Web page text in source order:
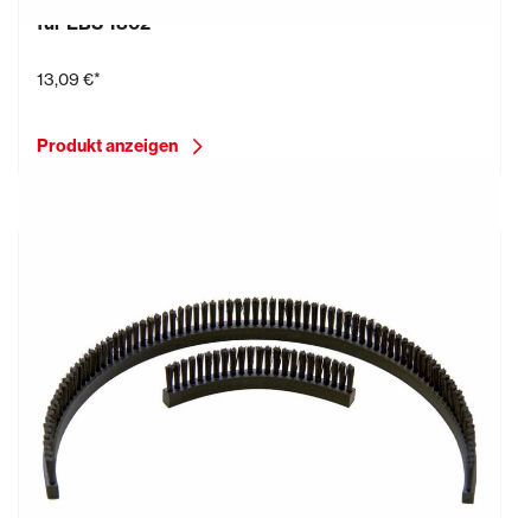
für EBS 1802
13,09 €*
Produkt anzeigen